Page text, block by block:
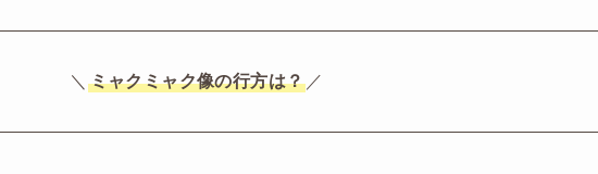
＼ ミャクミャク像の行方は？ ／